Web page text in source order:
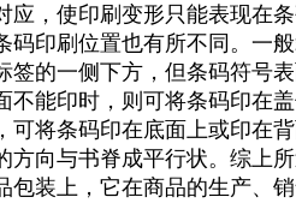
应，使印刷变形只能表现在
印刷位置也有所不同。一
的一侧下方，但条码符号表
能印时，则可将条码印在
将条码印在底面上或印在
向与书脊成平行状。综上
装上，它在商品的生产、